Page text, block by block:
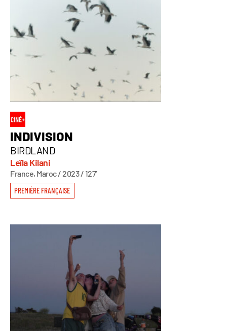
INDIVISION
BIRDLAND
Leïla Kilani
France, Maroc / 2023 / 127’
PREMIÈRE FRANÇAISE